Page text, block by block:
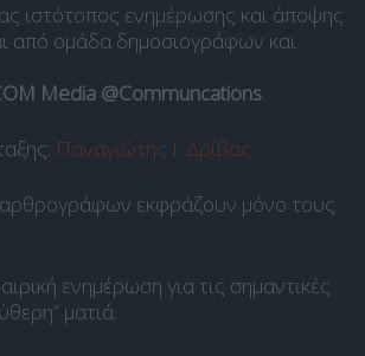
ιστότοπος ενημέρωσης και άποψης
από ομάδα δημοσιογράφων και
Media @Communcations.
Παναγιώτης Ι. Δρίβας.
εκφράζουν μόνο τους
ενημέρωση για τις σημαντικές
ματιά.